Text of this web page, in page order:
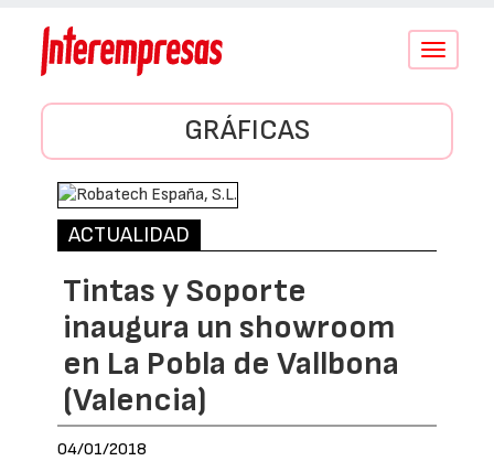
Conmutar
GRÁFICAS
ACTUALIDAD
Tintas y Soporte
inaugura un showroom
en La Pobla de Vallbona
(Valencia)
04/01/2018